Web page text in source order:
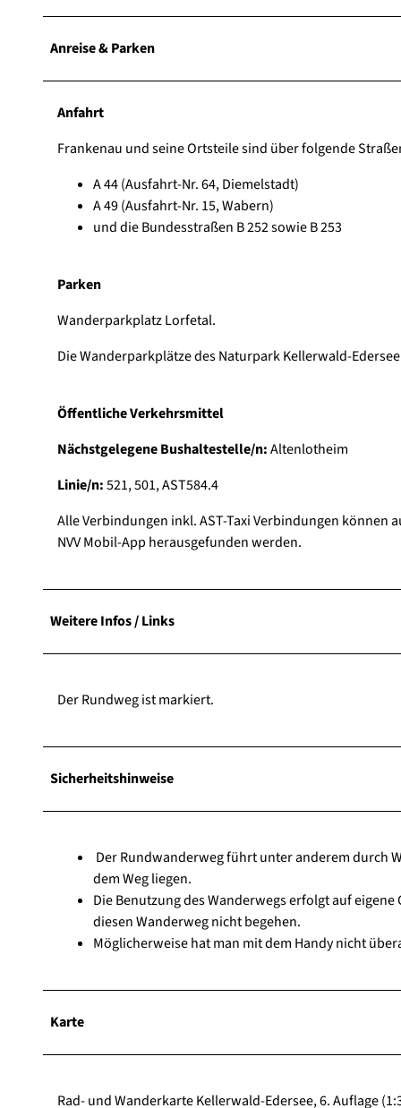
Anreise & Parken
Anfahrt
Frankenau und seine Ortsteile sind über folgende
A 44 (Ausfahrt-Nr. 64, Diemelstadt)
A 49 (Ausfahrt-Nr. 15, Wabern)
und die Bundesstraßen B 252 sowie B 253
Parken
Wanderparkplatz Lorfetal.
Die Wanderparkplätze des Naturpark Kellerwald-
Öffentliche Verkehrsmittel
Nächstgelegene Bushaltestelle/n:Altenlotheim
Linie/n:521, 501, AST584.4
Alle Verbindungen inkl. AST-Taxi Verbindungen
NVV Mobil-App herausgefunden werden.
Weitere Infos / Links
Der Rundweg ist markiert.
Sicherheitshinweise
Der Rundwanderweg führt unter anderem durch
dem Weg liegen.
Die Benutzung des Wanderwegs erfolgt auf
diesen Wanderweg nicht begehen.
Möglicherweise hat man mit dem Handy nicht
Karte
Rad- und Wanderkarte Kellerwald-Edersee, 6. Auflage